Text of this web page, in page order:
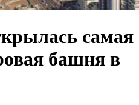
самая
башня в